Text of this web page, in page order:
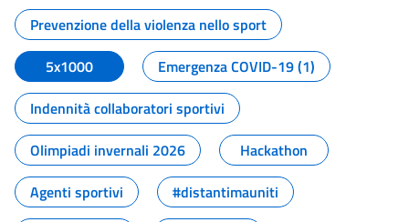
Tutti i contenuti della pagina
Prevenzione della violenza nello sport
5x1000
Emergenza COVID-19 (1)
Indennità collaboratori sportivi
Olimpiadi invernali 2026
Hackathon
Agenti sportivi
#distantimauniti